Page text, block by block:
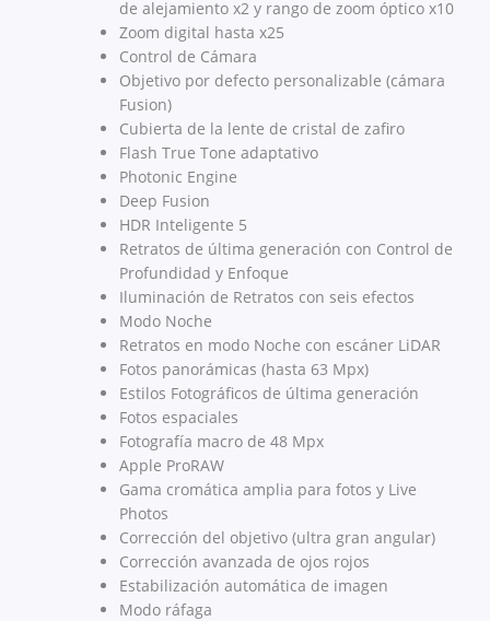
de alejamiento x2 y rango de zoom óptico x10
Zoom digital hasta x25
Control de Cámara
Objetivo por defecto personalizable (cámara
Fusion)
Cubierta de la lente de cristal de zafiro
Flash True Tone adaptativo
Photonic Engine
Deep Fusion
HDR Inteligente 5
Retratos de última generación con Control de
Profundidad y Enfoque
Iluminación de Retratos con seis efectos
Modo Noche
Retratos en modo Noche con escáner LiDAR
Fotos panorámicas (hasta 63 Mpx)
Estilos Fotográficos de última generación
Fotos espaciales
Fotografía macro de 48 Mpx
Apple ProRAW
Gama cromática amplia para fotos y Live
Photos
Corrección del objetivo (ultra gran angular)
Corrección avanzada de ojos rojos
Estabilización automática de imagen
Modo ráfaga